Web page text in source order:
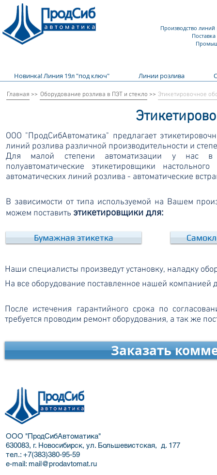
Производство
Новинка! Линия 19л "под ключ" Линии розлива
Главная >> Оборудование розлива в ПЭТ и стекло >> Этикетировочное
ООО "ПродСибАвтоматика" предлагает
линий розлива различной производительности и
Для малой степени автоматизации у нас в
полуавтоматические этикетировщики
автоматических линий розлива - автоматические
В зависимости от типа используемой на Вашем
можем поставить этикетировщики для:
Бумажная этикетка
Наши специалисты произведут установку, наладку
На все оборудование поставленное нашей компанией
После истечения гарантийного срока по
требуется проводим ремонт оборудования, а так же
Заказать
ООО "ПродСибАвтоматика"
630083, г. Новосибирск, ул. Большевистская, д. 177
тел.: +7(383)380-95-59
e-mail: mail@prodavtomat.ru